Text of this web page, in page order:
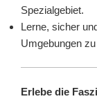
Spezialgebiet.
Lerne, sicher
Umgebungen
Erlebe die